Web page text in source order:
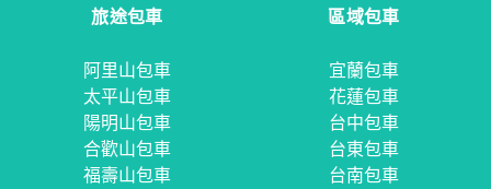
旅途包車
阿里山包車
太平山包車
陽明山包車
合歡山包車
福壽山包車
區域包車
宜蘭包車
花蓮包車
台中包車
台東包車
台南包車